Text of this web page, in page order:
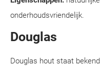
onderhoudsvriendelijk.
Douglas
Douglas hout staat